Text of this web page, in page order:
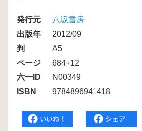
発行元
八坂書房
出版年
2012/09
判
A5
ページ
684+12
六一ID
N00349
ISBN
9784896941418